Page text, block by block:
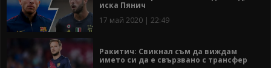
иска Пянич
17 май 2020 | 22:49
Ракитич: Свикнал съм да виждам
името си да е свързвано с трансфер